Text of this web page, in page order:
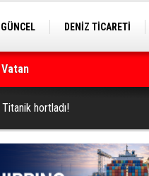
GÜNCEL DENİZ TİCARETİ
46.5 Milyon Dolar’a Yükseltti
Titanik hortladı!